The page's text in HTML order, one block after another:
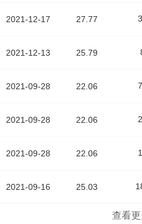
2021-12-17
2021-12-13
2021-09-28
2021-09-28
2021-09-28
2021-09-16
27.77
25.79
22.06
22.06
22.06
25.03
查看